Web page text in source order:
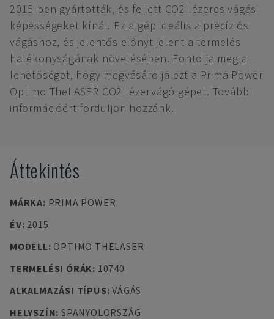
2015-ben gyártották, és fejlett CO2 lézeres vágási
képességeket kínál. Ez a gép ideális a precíziós
vágáshoz, és jelentős előnyt jelent a termelés
hatékonyságának növelésében. Fontolja meg a
lehetőséget, hogy megvásárolja ezt a Prima Power
Optimo TheLASER CO2 lézervágó gépet. További
információért forduljon hozzánk.
Áttekintés
MÁRKA: PRIMA POWER
ÉV: 2015
MODELL: OPTIMO THELASER
TERMELÉSI ÓRÁK: 10740
ALKALMAZÁSI TÍPUS:VÁGÁS
HELYSZÍN: SPANYOLORSZÁG